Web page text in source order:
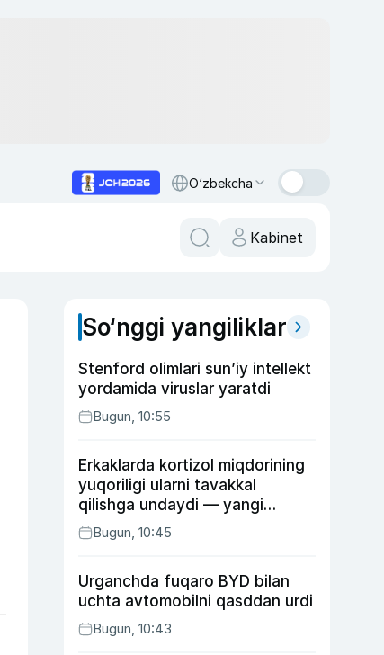
O‘zbekcha
Kabinet
So‘nggi yangiliklar
Stenford olimlari sun’iy intellekt
yordamida viruslar yaratdi
Bugun, 10:55
Erkaklarda kortizol miqdorining
yuqoriligi ularni tavakkal
qilishga undaydi — yangi
tadqiqot
Bugun, 10:45
Urganchda fuqaro BYD bilan
uchta avtomobilni qasddan urdi
Bugun, 10:43